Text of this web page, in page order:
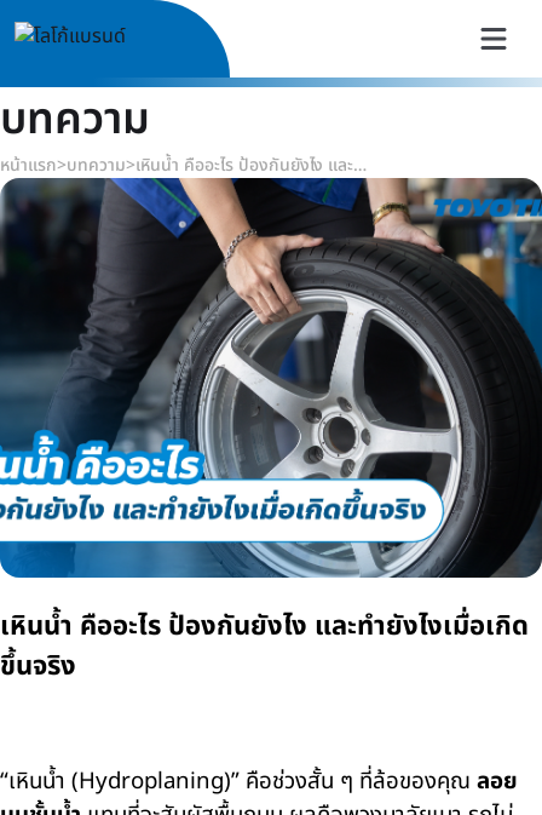
บทความ
หน้าแรก>บทความ> เหินน้ำ คืออะไร ป้องกันยังไง และทำยังไงเมื่อเกิดขึ้นจริง
เหินน้ำ คืออะไร ป้องกันยังไง และทำยังไงเมื่อเกิด
ขึ้นจริง
“เหินน้ำ (Hydroplaning)” คือช่วงสั้น ๆ ที่ล้อของคุณ ลอย